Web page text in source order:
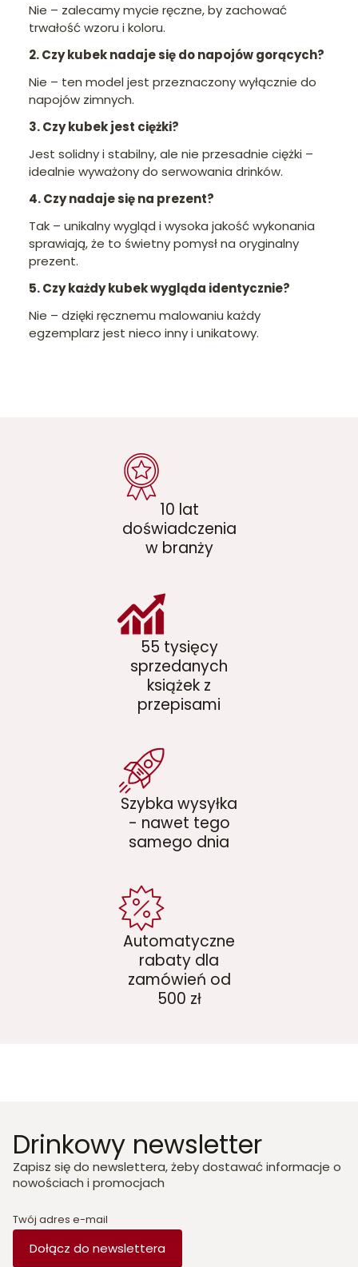
Nie – zalecamy mycie ręczne, by zachować
trwałość wzoru i koloru.
2. Czy kubek nadaje się do napojów gorących?
Nie – ten model jest przeznaczony wyłącznie do
napojów zimnych.
3. Czy kubek jest ciężki?
Jest solidny i stabilny, ale nie przesadnie ciężki –
idealnie wyważony do serwowania drinków.
4. Czy nadaje się na prezent?
Tak – unikalny wygląd i wysoka jakość wykonania
sprawiają, że to świetny pomysł na oryginalny
prezent.
5. Czy każdy kubek wygląda identycznie?
Nie – dzięki ręcznemu malowaniu każdy
egzemplarz jest nieco inny i unikatowy.
10 lat
doświadczenia
w branży
55 tysięcy
sprzedanych
książek z
przepisami
Szybka wysyłka
- nawet tego
samego dnia
Automatyczne
rabaty dla
zamówień od
500 zł
Drinkowy newsletter
Zapisz się do newslettera, żeby dostawać informacje o
nowościach i promocjach
Twój adres e-mail
Dołącz do newslettera